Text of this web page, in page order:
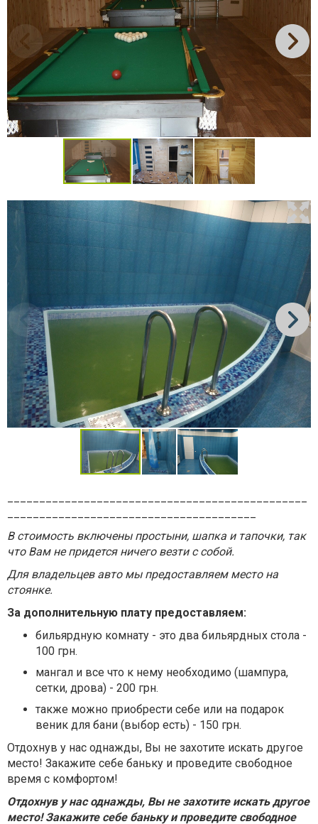
В стоимость включены простыни, шапка и тапочки, так
что Вам не придется ничего везти с собой.
Для владельцев авто мы предоставляем место на
стоянке.
За дополнительную плату предоставляем:
бильярдную комнату - это два бильярдных стола -
100 грн.
мангал и все что к нему необходимо (шампура,
сетки, дрова) - 200 грн.
также можно приобрести себе или на подарок
веник для бани (выбор есть) - 150 грн.
Отдохнув у нас однажды, Вы не захотите искать другое
место! Закажите себе баньку и проведите свободное
время с комфортом!
Отдохнув у нас однажды, Вы не захотите искать другое
место!Закажите себе баньку и проведите свободное